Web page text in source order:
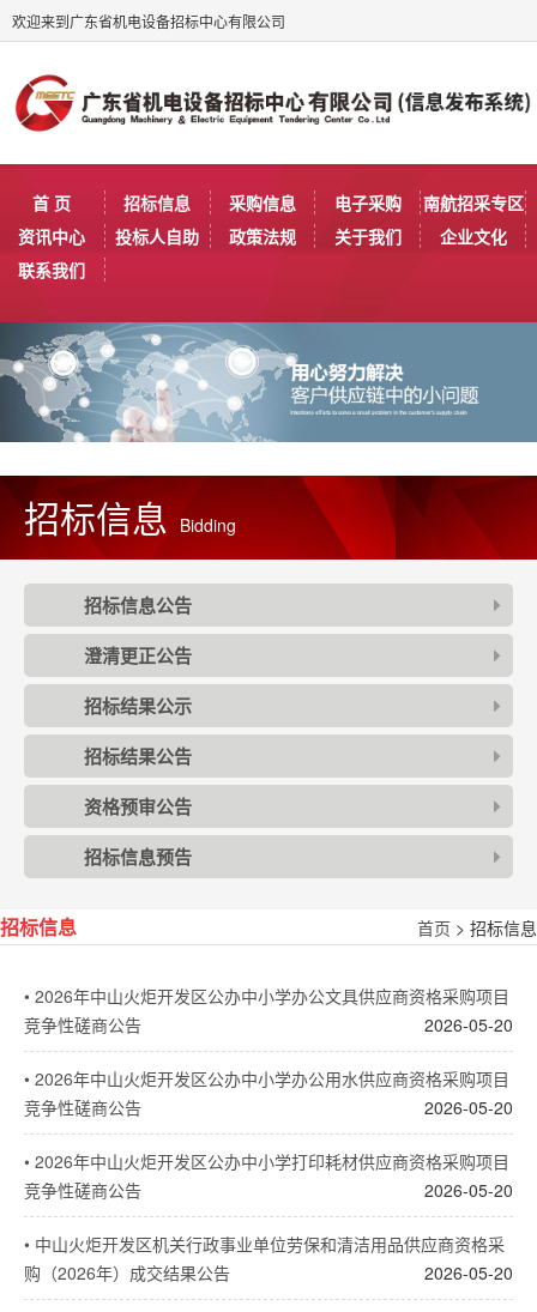
欢迎来到广东省机电设备招标中心有限公司
首 页 招标信息 采购信息 电子采购
南航招采专区
资讯中心
投标人自助 政策法规 关于我们
企业文化
联系我们
招标信息 Bidding
招标信息公告
澄清更正公告
招标结果公示
招标结果公告
资格预审公告
招标信息预告
招标信息 首页 > 招标信息
• 2026年中山火炬开发区公办中小学办公文具供应商资格采购项目
竞争性磋商公告
2026-05-20
• 2026年中山火炬开发区公办中小学办公用水供应商资格采购项目
竞争性磋商公告
2026-05-20
• 2026年中山火炬开发区公办中小学打印耗材供应商资格采购项目
竞争性磋商公告
2026-05-20
• 中山火炬开发区机关行政事业单位劳保和清洁用品供应商资格采
购（2026年）成交结果公告
2026-05-20